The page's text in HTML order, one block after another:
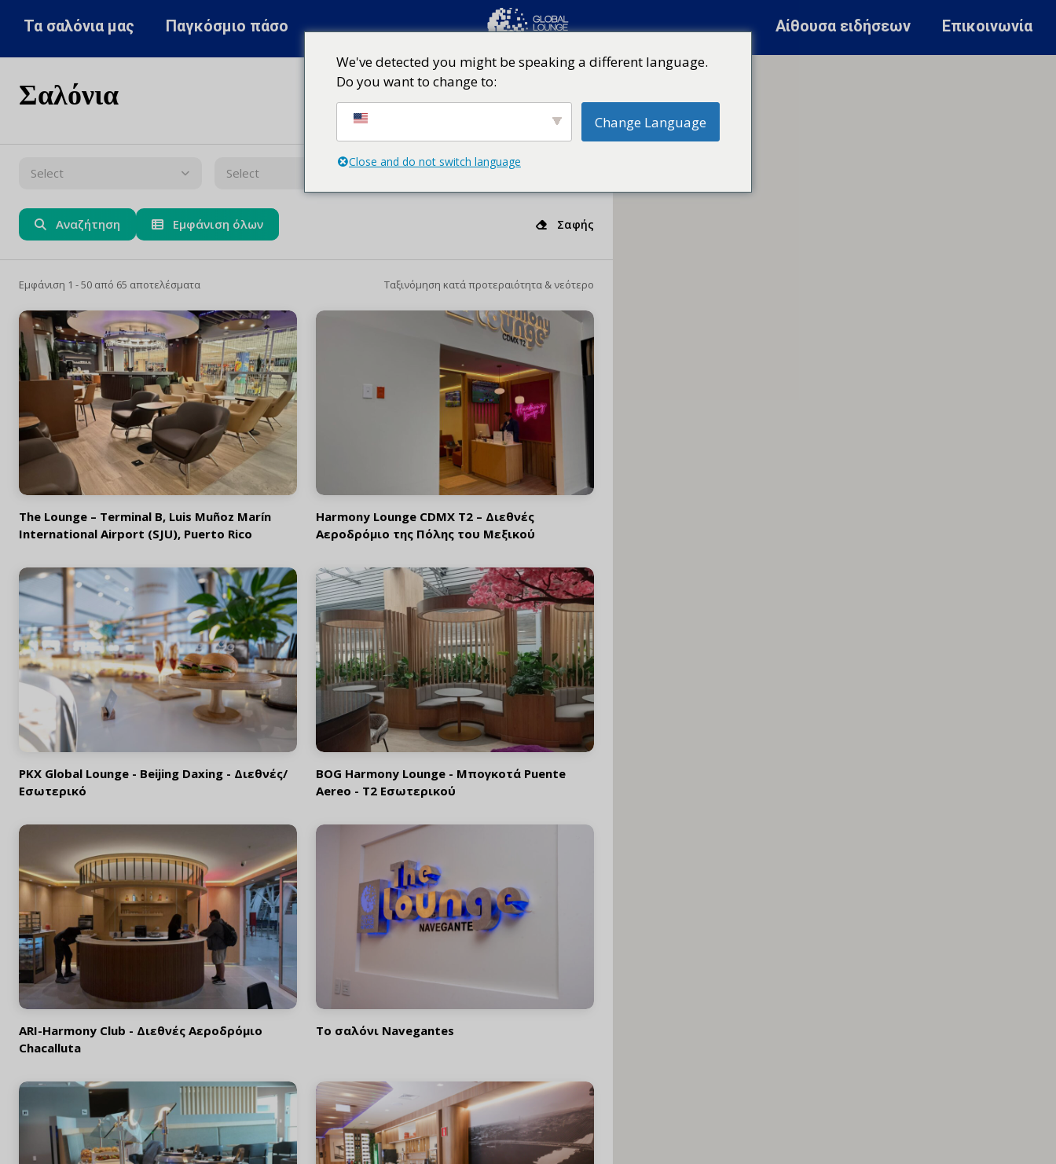
Τα σαλόνια μας Παγκόσμιο πάσο Αίθουσα ειδήσεων Επικοινωνία
Σαλόνια
Select Select
Αναζήτηση Εμφάνιση όλων Σαφής
Εμφάνιση 1 - 50 από 65 αποτελέσματα Ταξινόμηση κατά προτεραιότητα & νεότερο
The Lounge – Terminal B, Luis Muñoz Marín
International Airport (SJU), Puerto Rico
Harmony Lounge CDMX T2 – Διεθνές
Αεροδρόμιο της Πόλης του Μεξικού
PKX Global Lounge - Beijing Daxing - Διεθνές/
Εσωτερικό
BOG Harmony Lounge - Μπογκοτά Puente
Aereo - T2 Εσωτερικού
ARI-Harmony Club - Διεθνές Αεροδρόμιο
Chacalluta
Το σαλόνι Navegantes
We've detected you might be speaking a different language.
Do you want to change to:
Change Language
Close and do not switch language